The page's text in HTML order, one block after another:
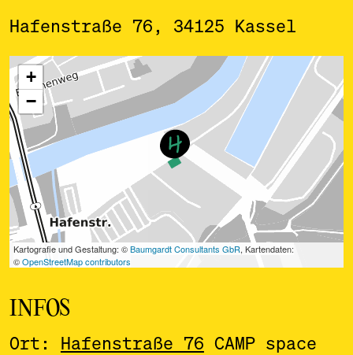
Hafenstraße 76, 34125 Kassel
ˇ
INFOS
Ort: Hafenstraße 76 CAMP space